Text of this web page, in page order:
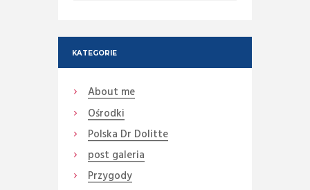
KATEGORIE
About me
Ośrodki
Polska Dr Dolitte
post galeria
Przygody